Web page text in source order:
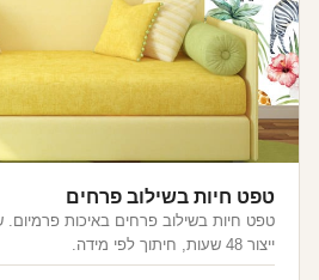
טפט חיות בשילוב פרחים
טפט חיות בשילוב פרחים באיכות פרמיום.
ייצור 48 שעות, חיתוך לפי מידה.